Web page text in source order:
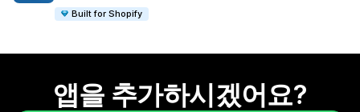
Built for Shopify
앱을 추가하시겠어요?